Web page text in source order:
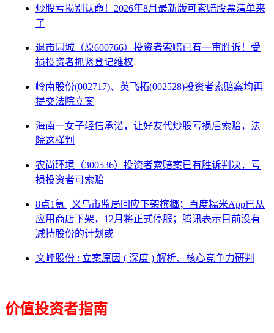
炒股亏损别认命！2026年8月最新版可索赔股票清单来
了
退市园城（原600766）投资者索赔已有一审胜诉！受
损投资者抓紧登记维权
岭南股份(002717)、英飞拓(002528)投资者索赔案均再
提交法院立案
海南一女子轻信承诺，让好友代炒股亏损后索赔，法
院这样判
农尚环境（300536）投资者索赔案已有胜诉判决，亏
损投资者可索赔
8点1氪 | 义乌市监局回应下架槟榔；百度糯米App已从
应用商店下架，12月将正式停服；腾讯表示目前没有
减持股份的计划或
文峰股份 : 立案原因 ( 深度 ) 解析、核心竞争力研判
价值投资者指南